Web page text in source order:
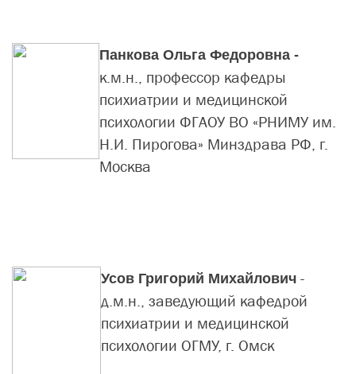
Панкова Ольга Федоровна -
к.м.н., профессор кафедры
психиатрии и медицинской
психологии ФГАОУ ВО «РНИМУ им.
Н.И. Пирогова» Минздрава РФ, г.
Москва
Усов Григорий Михайлович -
д.м.н., заведующий кафедрой
психиатрии и медицинской
психологии ОГМУ, г. Омск